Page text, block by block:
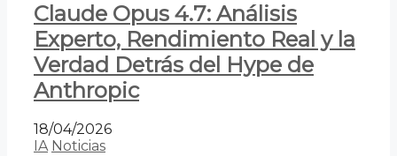
Claude Opus 4.7: Análisis
Experto, Rendimiento Real y la
Verdad Detrás del Hype de
Anthropic
18/04/2026
IA Noticias